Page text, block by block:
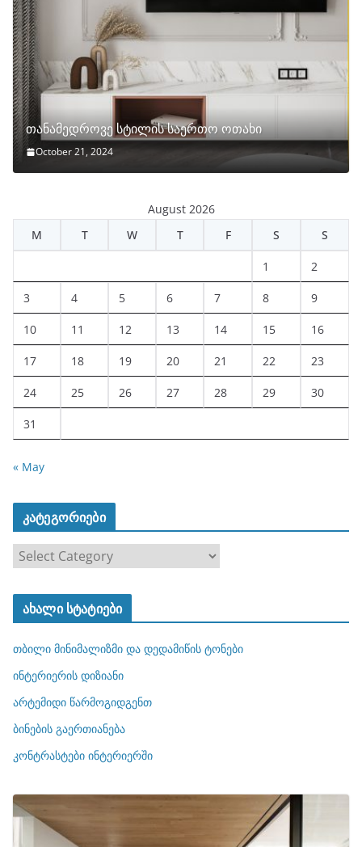
თანამედროვე სტილის საერთო ოთახი
October 21, 2024
August 2026
M
T W T F S S
1 2
3 4 5 6 7 8 9
10 11 12 13 14 15 16
17 18 19 20 21 22 23
24 25 26 27 28 29 30
31
« May
კატეგორიები
ტ
ო
რ
ბ
ი
ახალი სტატიები
თბილი მინიმალიზმი და დედამიწის ტონები
ინტერიერის დიზიანი
არტემიდი წარმოგიდგენთ
ბინების გაერთიანება
კონტრასტები ინტერიერში